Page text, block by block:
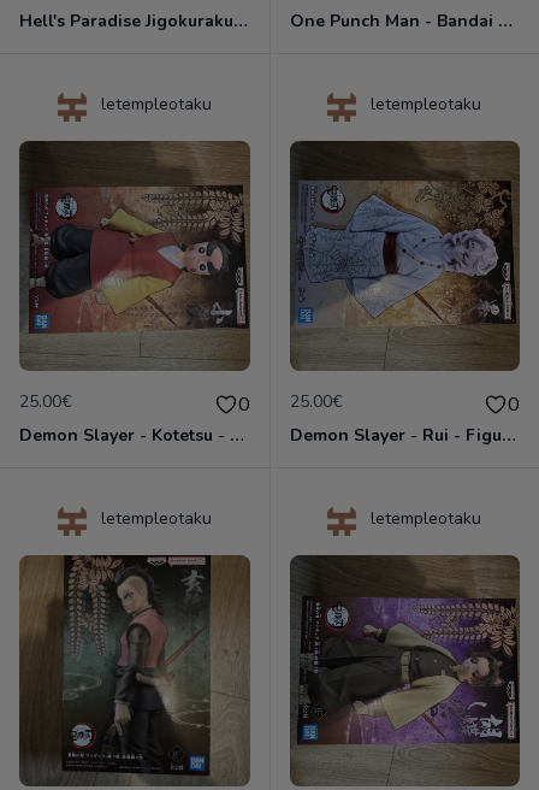
Hell's Paradise Jigokuraku - DXF Figure Gabimaru - Figurine Banpresto One Punch Man - Bandai Spirits Vol.3 Sonic - Figurine Banpresto
letempleotaku
25.00€ 0
Demon Slayer - Kotetsu - Kizuna no Sou Vol.38 - Figurine Banpresto
letempleotaku
25.00€ 0
Demon Slayer - Rui - Figurine Oni no Sou Vol.12 Banpresto
letempleotaku letempleotaku